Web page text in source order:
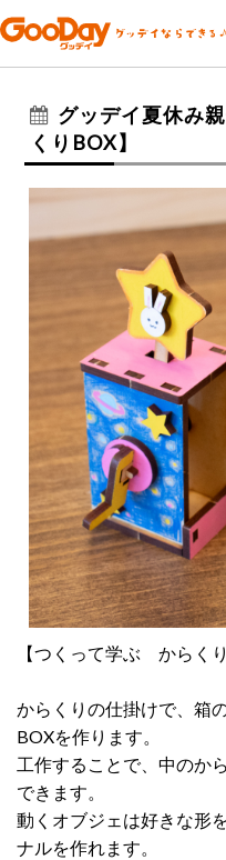
グッデイ夏休み
くりBOX】
【つくって学ぶ からく
からくりの仕掛けで、箱
BOXを作ります。
工作することで、中のか
できます。
動くオブジェは好きな形
ナルを作れます。